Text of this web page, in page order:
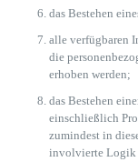
das Bestehen
alle verfügbaren
die
erhoben werden;
das Bestehen
einschließlich
zumindest in
involvierte Logik